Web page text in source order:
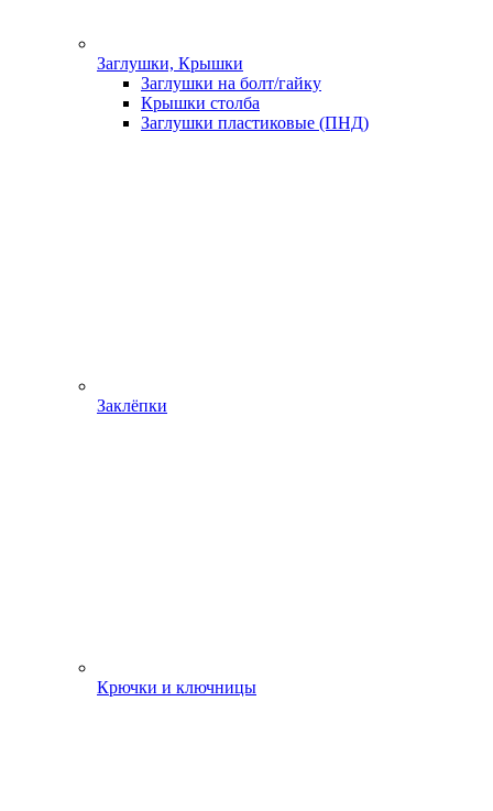
Заглушки, Крышки
Заглушки на болт/гайку
Крышки столба
Заглушки пластиковые (ПНД)
Заклёпки
Крючки и ключницы